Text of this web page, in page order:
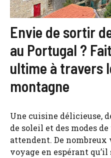
Envie de sortir
au Portugal ?
ultime à travers
montagne
Une cuisine délicieuse,
de soleil et des modes
attendent. De
voyage en espérant